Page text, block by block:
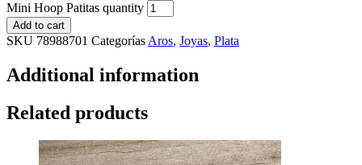
Mini Hoop Patitas quantity
Add to cart
SKU 78988701 Categorías Aros, Joyas, Plata
Additional information
Related products